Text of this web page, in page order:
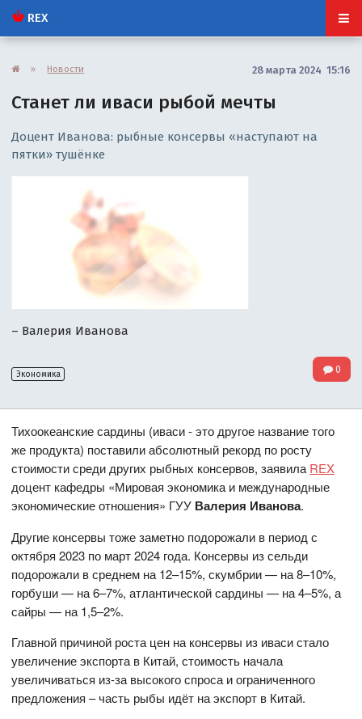
REX
» Новости 28 марта 2024 15:16
Станет ли иваси рыбой мечты
Доцент Иванова: рыбные консервы «наступают на
пятки» тушёнке
– Валерия Иванова
Экономика 0
Тихоокеанские сардины (иваси - это другое название того
же продукта) поставили абсолютный рекорд по росту
стоимости среди других рыбных консервов, заявилаREX
доцент кафедры «Мировая экономика и международные
экономические отношения» ГУУ Валерия Иванова.
Другие консервы тоже заметно подорожали в период с
октября 2023 по март 2024 года. Консервы из сельди
подорожали в среднем на 12–15%, скумбрии — на 8–10%,
горбуши — на 6–7%, атлантической сардины — на 4–5%, а
сайры — на 1,5–2%.
Главной причиной роста цен на консервы из иваси стало
увеличение экспорта в Китай, стоимость начала
увеличиваться из-за высокого спроса и ограниченного
предложения – часть рыбы идёт на экспорт в Китай.